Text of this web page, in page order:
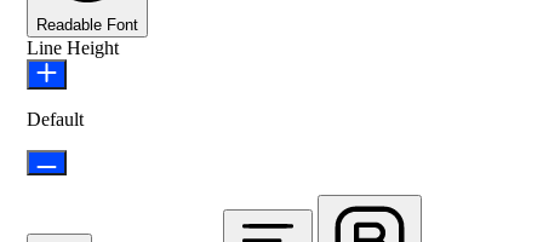
Readable Font
Line Height
Default